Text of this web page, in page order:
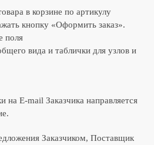
в корзине по артикулу
кнопку «Оформить заказ».
поля
вида и таблички для узлов и
на E-mail Заказчика направляется
Заказчиком, Поставщик